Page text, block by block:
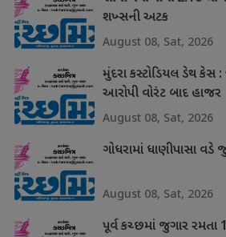
શખ્સની અટક
August 08, Sat, 2026
મુંદરા કસ્ટોડિયલ ડેથ કેસ
આરોપી વોરંટ બાદ હાજર
August 08, Sat, 2026
ગોધરામાં ધાણીપાસા
August 08, Sat, 2026
પૂર્વ કચ્છમાં જુગાર